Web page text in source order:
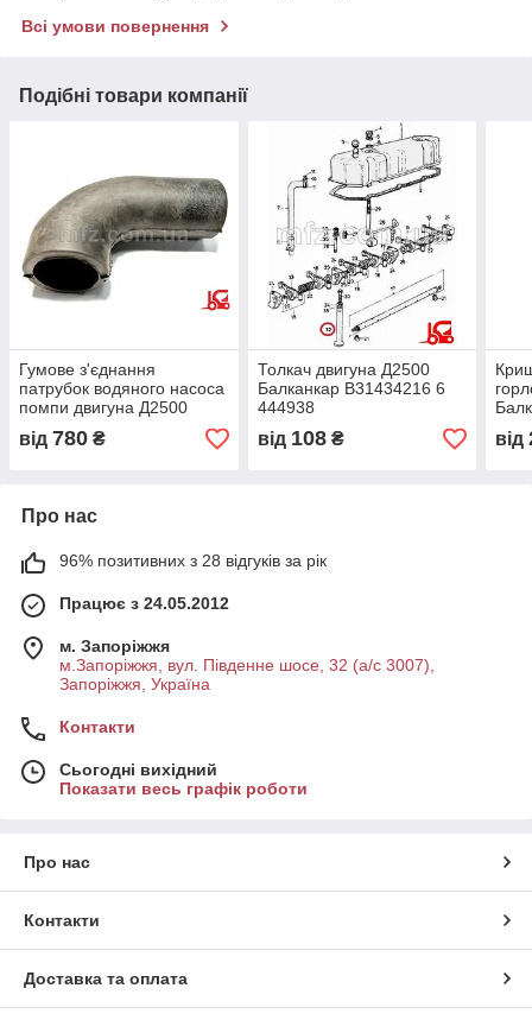
Всі умови повернення
Подібні товари компанії
Гумове з'єднання
патрубок водяного насоса
помпи двигуна Д2500
Балканкар В34828455 6
458305
від 780 ₴
Толкач двигуна Д2500
Балканкар В31434216 6
444938
від 108₴ від
Про нас
96% позитивних з 28 відгуків за рік
Працює з 24.05.2012
м. Запоріжжя
м.Запоріжжя, вул. Південне шосе, 32 (а/с 3007),
Запоріжжя, Україна
Контакти
Сьогодні вихідний
Показати весь графік роботи
Про нас
Контакти
Доставка та оплата